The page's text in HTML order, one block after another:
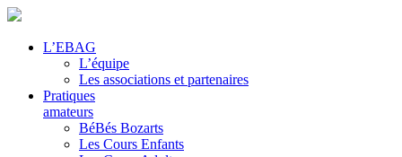
L’EBAG
L’équipe
Les associations et partenaires
Pratiques
amateurs
BéBés Bozarts
Les Cours Enfants